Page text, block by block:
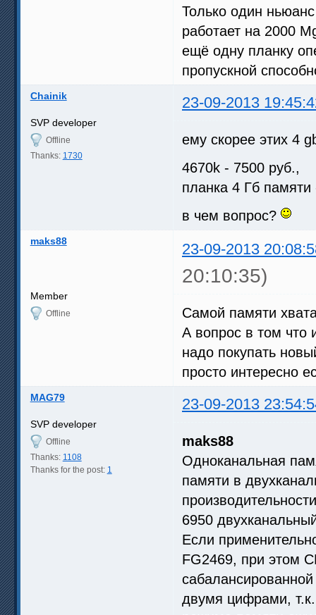
Только один
работает на 2000
ещё одну планку
пропускной
Chainik 23-09-2013
SVP developer
Offline
Thanks: 1730
ему скорее этих 4
4670k - 7500 руб.,
планка 4 Гб памяти
в чем вопрос?
maks88 23-09-2013
20:10:35)
Member
Offline
Самой памяти
А вопрос в том что
надо покупать
просто интересно
MAG79 23-09-2013
SVP developer
Offline
Thanks: 1108
Thanks for the post: 1
maks88
Одноканальная
памяти в
6950
Если
FG2469, при этом
двумя цифрами, т.к.